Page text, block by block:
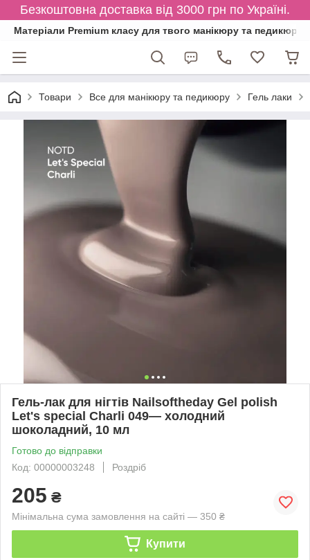
Безкоштовна доставка від 3000 грн по Україні.
Матеріали Premium класу для твого манікюру та педикюру
Товари Все для манікюру та педикюру Гель лаки
Гель-лак для нігтів Nailsoftheday Gel polish
Let's special Charli 049— холодний
шоколадний, 10 мл
Готово до відправки
Код: 00000003248
Роздріб
205 ₴
Мінімальна сума замовлення на сайті — 350 ₴
Купити